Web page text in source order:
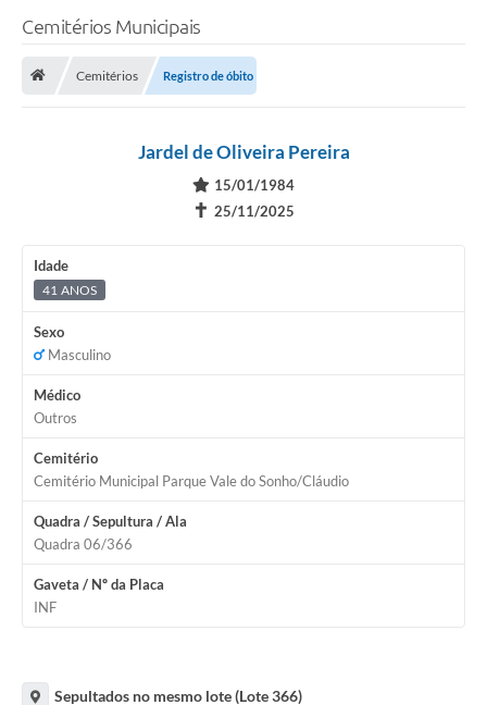
Cemitérios Municipais
Cemitérios Registro de óbito
Jardel de Oliveira Pereira
15/01/1984
✝ 25/11/2025
Idade
41 ANOS
Sexo
Masculino
Médico
Outros
Cemitério
Cemitério Municipal Parque Vale do Sonho/Cláudio
Quadra / Sepultura / Ala
Quadra 06/366
Gaveta / Nº da Placa
INF
Sepultados no mesmo lote (Lote 366)